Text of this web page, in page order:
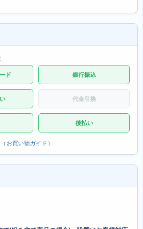
ド 銀行振込
代金引換
後払い
お買い物ガイド）